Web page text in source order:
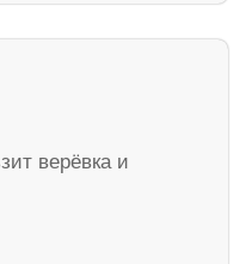
верёвка и